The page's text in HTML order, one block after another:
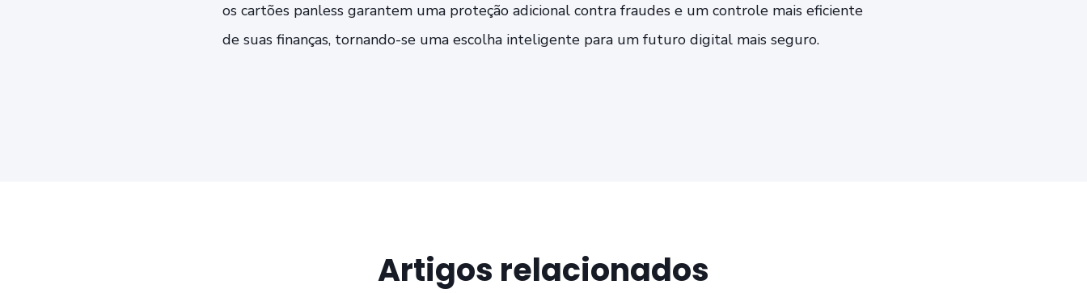
os cartões panless garantem uma proteção adicional contra fraudes e um controle mais eficiente
de suas finanças, tornando-se uma escolha inteligente para um futuro digital mais seguro.
Artigos relacionados